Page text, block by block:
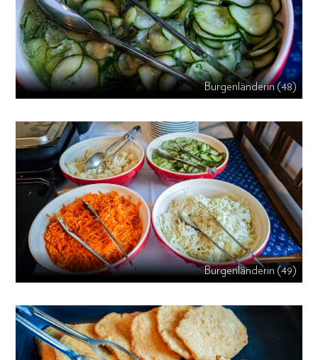
Burgenländerin (48)
Burgenländerin (49)